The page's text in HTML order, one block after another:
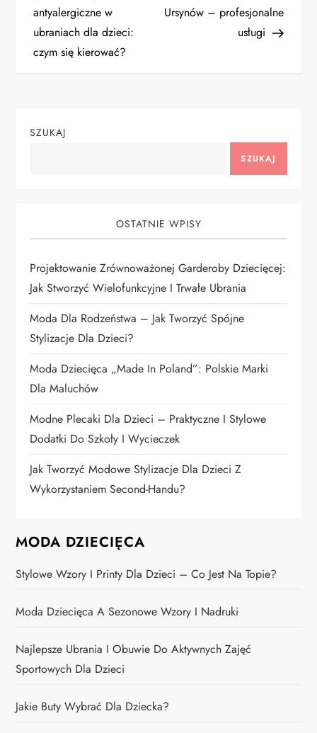
a
w
a
a
w
p
i
s
u
antyalergiczne w
ubraniach dla dzieci:
czym się kierować?
Ursynów – profesjonalne
usługi
SZUKAJ
SZUKAJ
OSTATNIE WPISY
Projektowanie Zrównoważonej Garderoby Dziecięcej:
Jak Stworzyć Wielofunkcyjne I Trwałe Ubrania
Moda Dla Rodzeństwa – Jak Tworzyć Spójne
Stylizacje Dla Dzieci?
Moda Dziecięca „Made In Poland”: Polskie Marki
Dla Maluchów
Modne Plecaki Dla Dzieci – Praktyczne I Stylowe
Dodatki Do Szkoły I Wycieczek
Jak Tworzyć Modowe Stylizacje Dla Dzieci Z
Wykorzystaniem Second-Handu?
MODA DZIECIĘCA
Stylowe Wzory I Printy Dla Dzieci – Co Jest Na Topie?
Moda Dziecięca A Sezonowe Wzory I Nadruki
Najlepsze Ubrania I Obuwie Do Aktywnych Zajęć
Sportowych Dla Dzieci
Jakie Buty Wybrać Dla Dziecka?